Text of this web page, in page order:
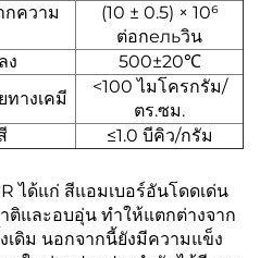
กความ
(10 ± 0.5) × 10⁶
ต่อกельวิน
ง
500±20℃
ทางเคมี
<100 ไมโครกรัม/
ตร.ซม.
≤1.0 บีคิว/กรัม
ได้แก่ สีแอมเบอร์อันโดดเด่น
ติและอบอุ่น ทำให้แตกต่างจาก
เดิม นอกจากนี้ยังมีความแข็ง